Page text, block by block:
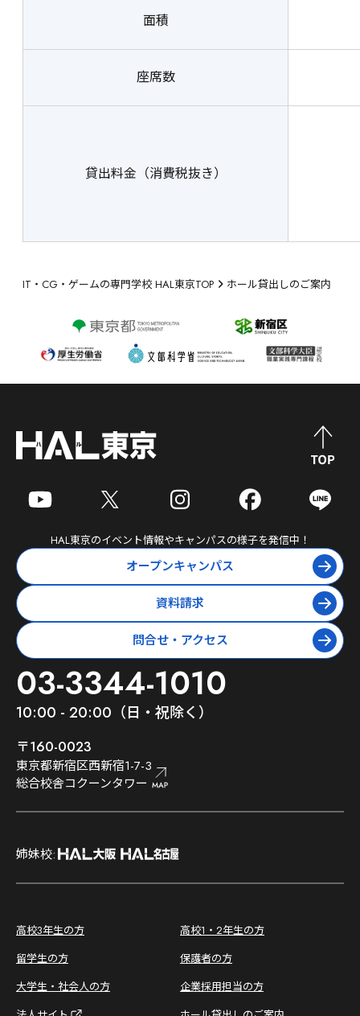
面積
座席数
貸出料金（消費税抜き）
IT・CG・ゲームの専門学校 HAL東京TOP ホール貸出しのご案内
HAL東京のイベント情報やキャンパスの様子を発信中！
オープンキャンパス
資料請求
問合せ・アクセス
03-3344-1010
10:00 - 20:00（日・祝除く）
〒160-0023
東京都新宿区西新宿1-7-3
総合校舎コクーンタワー
;
姉妹校:
;
高校3年生の方
高校1・2年生の方
留学生の方
保護者の方
大学生・社会人の方
企業採用担当の方